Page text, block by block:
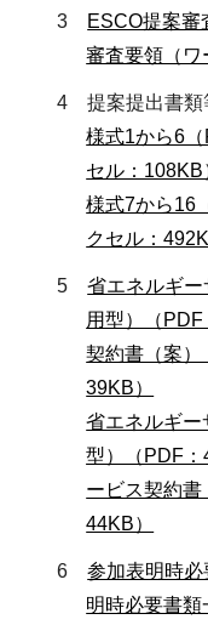
3 ESCO提案審
審査要領（ワ
4 提案提出書類
様式1から6（
セル：108KB
様式7から16
クセル：
5省エネルギ
用型）（PDF
契約書（案）
39KB）
省エネルギー
型）（PDF：
ービス契約書
44KB）
6参加表明時必
明時必要書類